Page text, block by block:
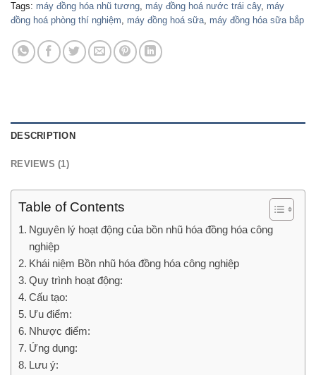
Tags: máy đồng hóa nhũ tương, máy đồng hoá nước trái cây, máy
đồng hoá phòng thí nghiệm, máy đồng hoá sữa, máy đồng hóa sữa bắp
DESCRIPTION
REVIEWS (1)
Table of Contents
Nguyên lý hoạt động của bồn nhũ hóa đồng hóa công
nghiệp
Khái niệm Bồn nhũ hóa đồng hóa công nghiệp
Quy trình hoạt động:
Cấu tạo:
Ưu điểm:
Nhược điểm:
Ứng dụng:
Lưu ý: